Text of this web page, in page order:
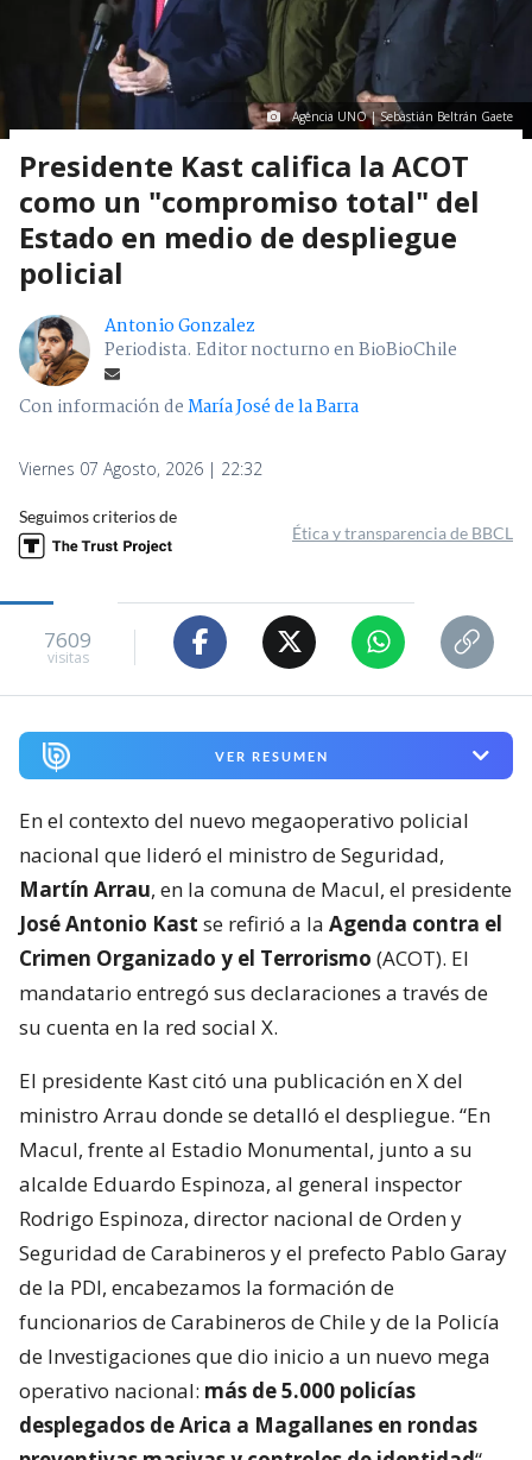
Agencia UNO | Sebastián Beltrán Gaete
Presidente Kast califica la ACOT
como un "compromiso total" del
Estado en medio de despliegue
policial
Antonio Gonzalez
Periodista. Editor nocturno en BioBioChile
Con información deMaría José de la Barra
Viernes 07 Agosto, 2026 | 22:32
Seguimos criterios de
Ética y transparencia de BBCL
7609
visitas
VER RESUMEN
En el contexto del nuevo megaoperativo policial
nacional que lideró el ministro de Seguridad,
Martín Arrau, en la comuna de Macul, el presidente
José Antonio Kast se refirió a la Agenda contra el
Crimen Organizado y el Terrorismo (ACOT). El
mandatario entregó sus declaraciones a través de
su cuenta en la red social X.
El presidente Kast citó una publicación en X del
ministro Arrau donde se detalló el despliegue. “En
Macul, frente al Estadio Monumental, junto a su
alcalde Eduardo Espinoza, al general inspector
Rodrigo Espinoza, director nacional de Orden y
Seguridad de Carabineros y el prefecto Pablo Garay
de la PDI, encabezamos la formación de
funcionarios de Carabineros de Chile y de la Policía
de Investigaciones que dio inicio a un nuevo mega
operativo nacional: más de 5.000 policías
desplegados de Arica a Magallanes en rondas